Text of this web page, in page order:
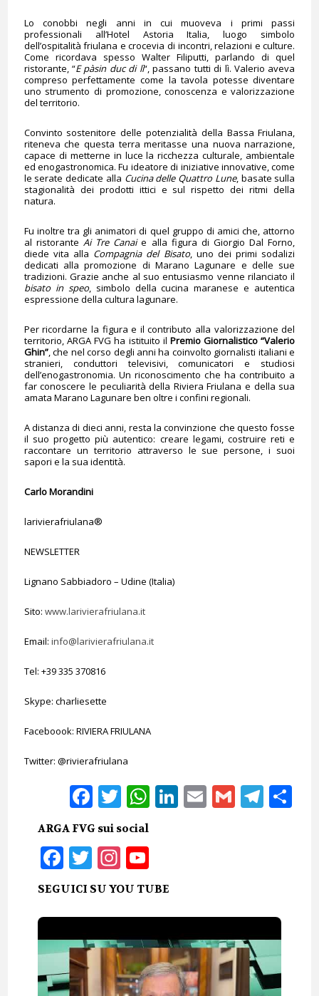
Lo conobbi negli anni in cui muoveva i primi passi
professionali all’Hotel Astoria Italia, luogo simbolo
dell’ospitalità friulana e crocevia di incontri, relazioni e culture.
Come ricordava spesso Walter Filiputti, parlando di quel
ristorante, “E pàsin duc di lì“, passano tutti di lì. Valerio aveva
compreso perfettamente come la tavola potesse diventare
uno strumento di promozione, conoscenza e valorizzazione
del territorio.
Convinto sostenitore delle potenzialità della Bassa Friulana,
riteneva che questa terra meritasse una nuova narrazione,
capace di metterne in luce la ricchezza culturale, ambientale
ed enogastronomica. Fu ideatore di iniziative innovative, come
le serate dedicate alla Cucina delle Quattro Lune, basate sulla
stagionalità dei prodotti ittici e sul rispetto dei ritmi della
natura.
Fu inoltre tra gli animatori di quel gruppo di amici che, attorno
al ristorante Ai Tre Canaie alla figura di Giorgio Dal Forno,
diede vita alla Compagnia del Bisato, uno dei primi sodalizi
dedicati alla promozione di Marano Lagunare e delle sue
tradizioni. Grazie anche al suo entusiasmo venne rilanciato il
bisato in speo, simbolo della cucina maranese e autentica
espressione della cultura lagunare.
Per ricordarne la figura e il contributo alla valorizzazione del
territorio, ARGA FVG ha istituito il Premio Giornalistico “Valerio
Ghin”, che nel corso degli anni ha coinvolto giornalisti italiani e
stranieri, conduttori televisivi, comunicatori e studiosi
dell’enogastronomia. Un riconoscimento che ha contribuito a
far conoscere le peculiarità della Riviera Friulana e della sua
amata Marano Lagunare ben oltre i confini regionali.
A distanza di dieci anni, resta la convinzione che questo fosse
il suo progetto più autentico: creare legami, costruire reti e
raccontare un territorio attraverso le sue persone, i suoi
sapori e la sua identità.
Carlo Morandini
larivierafriulana®
NEWSLETTER
Lignano Sabbiadoro – Udine (Italia)
Sito: www.larivierafriulana.it
Email: info@larivierafriulana.it
Tel: +39 335 370816
Skype: charliesette
Faceboook: RIVIERA FRIULANA
Twitter: @rivierafriulana
Facebook
Twitter
WhatsApp
LinkedIn
EmailGmail
ARGA FVG sui social
Facebook
Twitter
Instagram
YouTube
SEGUICI SU YOU TUBE